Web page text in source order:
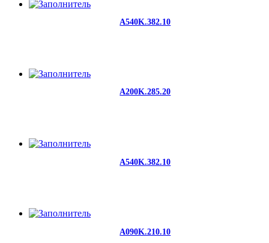
A540K.382.10
A200K.285.20
A540K.382.10
A090K.210.10